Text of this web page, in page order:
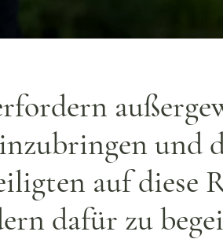
und
auf diese
dafür zu